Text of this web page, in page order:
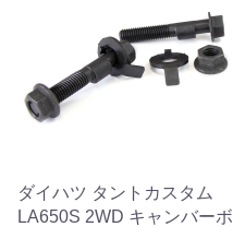
ダイハツ タントカスタム
LA650S 2WD キャンバーボ